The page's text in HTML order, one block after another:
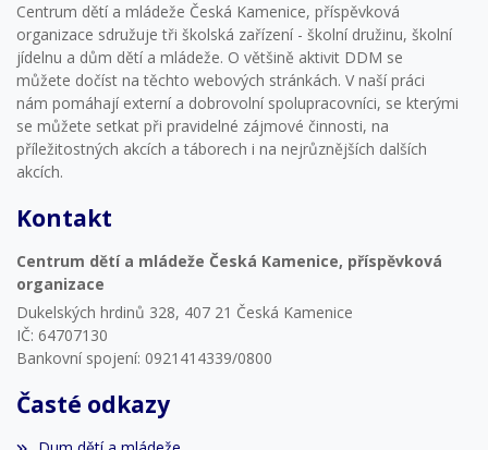
Centrum dětí a mládeže Česká Kamenice, příspěvková
organizace sdružuje tři školská zařízení - školní družinu, školní
jídelnu a dům dětí a mládeže. O většině aktivit DDM se
můžete dočíst na těchto webových stránkách. V naší práci
nám pomáhají externí a dobrovolní spolupracovníci, se kterými
se můžete setkat při pravidelné zájmové činnosti, na
příležitostných akcích a táborech i na nejrůznějších dalších
akcích.
Kontakt
Centrum dětí a mládeže Česká Kamenice, příspěvková
organizace
Dukelských hrdinů 328, 407 21 Česká Kamenice
IČ: 64707130
Bankovní spojení: 0921414339/0800
Časté odkazy